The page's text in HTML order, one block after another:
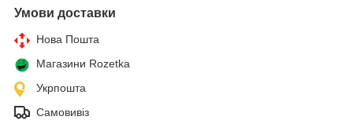
Умови доставки
Нова Пошта
Магазини Rozetka
Укрпошта
Самовивіз